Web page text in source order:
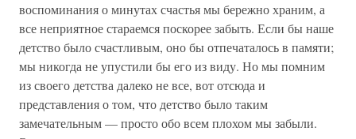
воспоминания о минутах счастья мы бережно храним, а
все неприятное стараемся поскорее забыть. Если бы наше
детство было счастливым, оно бы отпечаталось в памяти;
мы никогда не упустили бы его из виду. Но мы помним
из своего детства далеко не все, вот отсюда и
представления о том, что детство было таким
замечательным — просто обо всем плохом мы забыли.